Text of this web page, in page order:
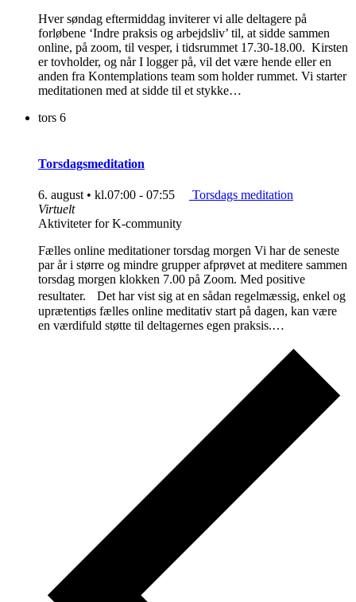
Hver søndag eftermiddag inviterer vi alle deltagere på
forløbene ‘Indre praksis og arbejdsliv’ til, at sidde sammen
online, på zoom, til vesper, i tidsrummet 17.30-18.00. Kirsten
er tovholder, og når I logger på, vil det være hende eller en
anden fra Kontemplations team som holder rummet. Vi starter
meditationen med at sidde til et stykke…
tors 6
Torsdagsmeditation
6. august • kl.07:00 - 07:55
Torsdags meditation
Virtuelt
Aktiviteter for K-community
Fælles online meditationer torsdag morgen Vi har de seneste
par år i større og mindre grupper afprøvet at meditere sammen
torsdag morgen klokken 7.00 på Zoom. Med positive
resultater. Det har vist sig at en sådan regelmæssig, enkel og
uprætentiøs fælles online meditativ start på dagen, kan være
en værdifuld støtte til deltagernes egen praksis.…